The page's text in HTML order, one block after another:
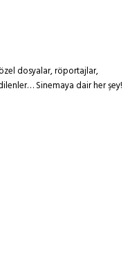
dosyalar, röportajlar,
Sinemaya dair her şey!